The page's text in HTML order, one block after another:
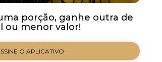
porção, ganhe outra de
ou menor valor!
O APLICATIVO